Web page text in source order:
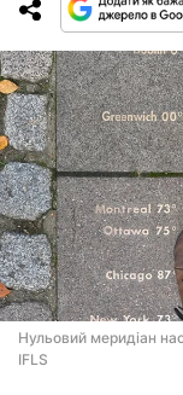
Нульовий меридіан
IFLS